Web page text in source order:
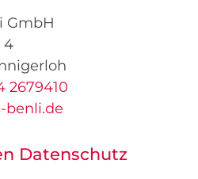
GmbH
4
2679410
benli.de
Datenschutz